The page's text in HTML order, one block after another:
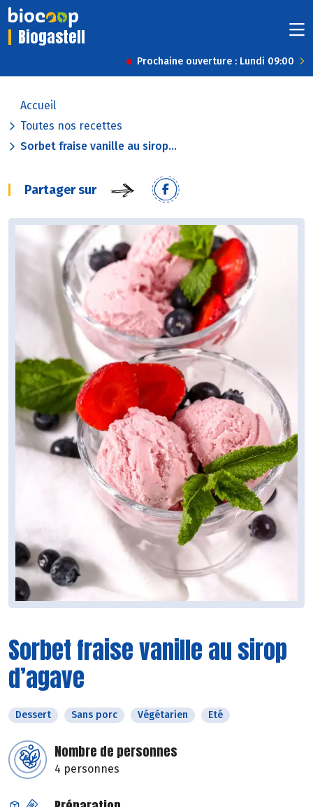
Biogastell
Prochaine ouverture : Lundi 09:00
Accueil
Toutes nos recettes
Sorbet fraise vanille au sirop...
Partager sur
Sorbet fraise vanille au sirop
d’agave
Dessert Sans porc Végétarien Eté
Nombre de personnes
4 personnes